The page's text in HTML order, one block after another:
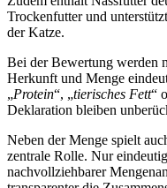
Trockenfutter und
der Katze.
Bei der Bewertung werden
Herkunft und Menge
„Protein“, „tierisches Fett“
Deklaration bleiben
Neben der Menge spielt
zentrale Rolle. Nur
nachvollziehbarer